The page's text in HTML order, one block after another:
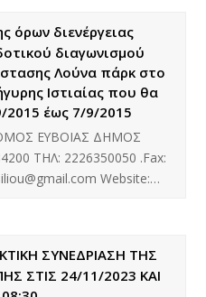
όρων διενέργειας
διαγωνισμού
Λούνα πάρκ στο
Ιστιαίας που θα
2015 έως 7/9/2015
ΕΥΒΟΙΑΣ ΔΗΜΟΣ
ΤΗΛ: 2226350050 .Fax:
Website:…
ΣΥΝΕΔΡΙΑΣΗ ΤΗΣ
ΣΤΙΣ 24/11/2023 ΚΑΙ